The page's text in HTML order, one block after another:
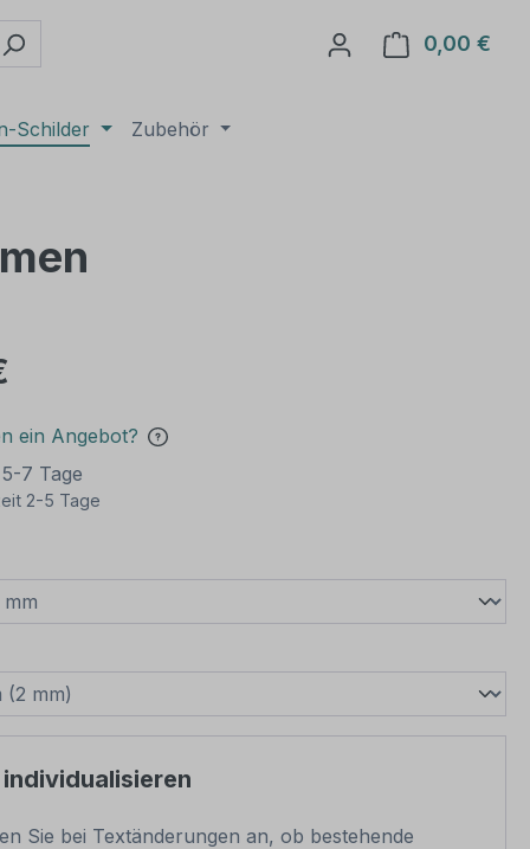
0,00 €
Schilder Zubehör
ein Angebot?
7 Tage
2-5 Tage
Sie bei Textänderungen an, ob bestehende